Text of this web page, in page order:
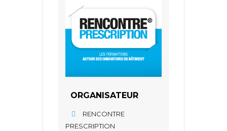
ORGANISATEUR
RENCONTRE
PRESCRIPTION